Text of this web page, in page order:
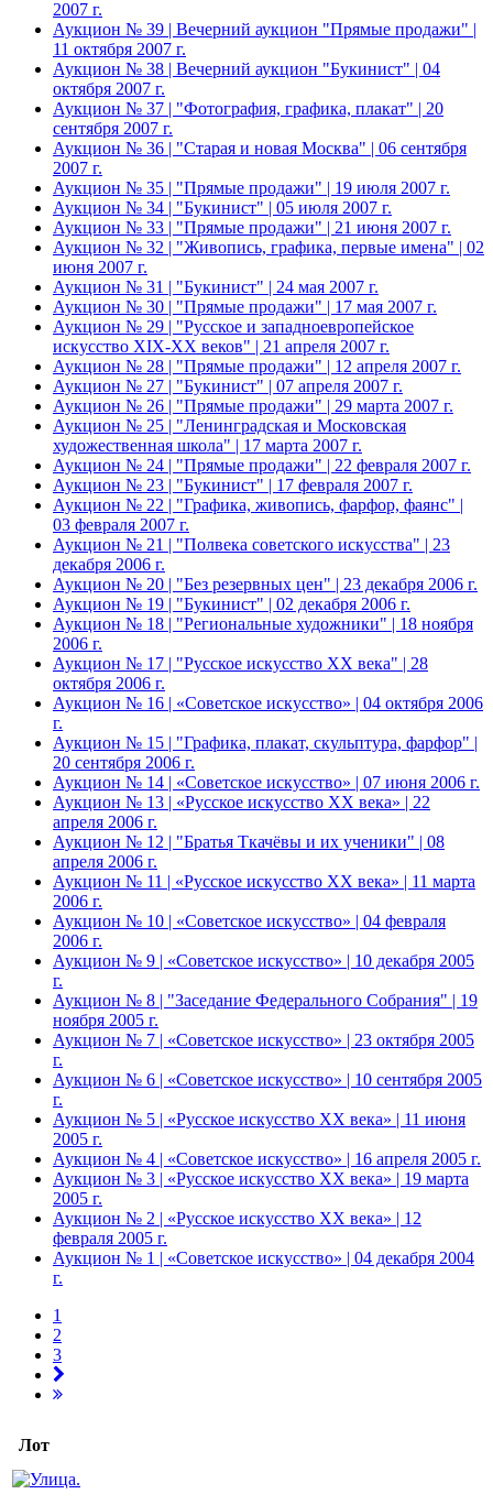
2007 г.
Аукцион № 39 | Вечерний аукцион "Прямые продажи" |
11 октября 2007 г.
Аукцион № 38 | Вечерний аукцион "Букинист" | 04
октября 2007 г.
Аукцион № 37 | "Фотография, графика, плакат" | 20
сентября 2007 г.
Аукцион № 36 | "Старая и новая Москва" | 06 сентября
2007 г.
Аукцион № 35 | "Прямые продажи" | 19 июля 2007 г.
Аукцион № 34 | "Букинист" | 05 июля 2007 г.
Аукцион № 33 | "Прямые продажи" | 21 июня 2007 г.
Аукцион № 32 | "Живопись, графика, первые имена" | 02
июня 2007 г.
Аукцион № 31 | "Букинист" | 24 мая 2007 г.
Аукцион № 30 | "Прямые продажи" | 17 мая 2007 г.
Аукцион № 29 | "Русское и западноевропейское
искусство XIX-XX веков" | 21 апреля 2007 г.
Аукцион № 28 | "Прямые продажи" | 12 апреля 2007 г.
Аукцион № 27 | "Букинист" | 07 апреля 2007 г.
Аукцион № 26 | "Прямые продажи" | 29 марта 2007 г.
Аукцион № 25 | "Ленинградская и Московская
художественная школа" | 17 марта 2007 г.
Аукцион № 24 | "Прямые продажи" | 22 февраля 2007 г.
Аукцион № 23 | "Букинист" | 17 февраля 2007 г.
Аукцион № 22 | "Графика, живопись, фарфор, фаянс" |
03 февраля 2007 г.
Аукцион № 21 | "Полвека советского искусства" | 23
декабря 2006 г.
Аукцион № 20 | "Без резервных цен" | 23 декабря 2006 г.
Аукцион № 19 | "Букинист" | 02 декабря 2006 г.
Аукцион № 18 | "Региональные художники" | 18 ноября
2006 г.
Аукцион № 17 | "Русское искусство XX века" | 28
октября 2006 г.
Аукцион № 16 | «Советское искусство» | 04 октября 2006
г.
Аукцион № 15 | "Графика, плакат, скульптура, фарфор" |
20 сентября 2006 г.
Аукцион № 14 | «Советское искусство» | 07 июня 2006 г.
Аукцион № 13 | «Русское искусство ХХ века» | 22
апреля 2006 г.
Аукцион № 12 | "Братья Ткачёвы и их ученики" | 08
апреля 2006 г.
Аукцион № 11 | «Русское искусство ХХ века» | 11 марта
2006 г.
Аукцион № 10 | «Советское искусство» | 04 февраля
2006 г.
Аукцион № 9 | «Советское искусство» | 10 декабря 2005
г.
Аукцион № 8 | "Заседание Федерального Собрания" | 19
ноября 2005 г.
Аукцион № 7 | «Советское искусство» | 23 октября 2005
г.
Аукцион № 6 | «Советское искусство» | 10 сентября 2005
г.
Аукцион № 5 | «Русское искусство ХХ века» | 11 июня
2005 г.
Аукцион № 4 | «Советское искусство» | 16 апреля 2005 г.
Аукцион № 3 | «Русское искусство ХХ века» | 19 марта
2005 г.
Аукцион № 2 | «Русское искусство ХХ века» | 12
февраля 2005 г.
Аукцион № 1 | «Советское искусство» | 04 декабря 2004
г.
1
2
3
Лот